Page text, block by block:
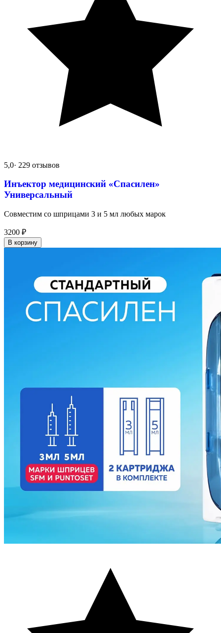
5,0· 229 отзывов
Инъектор медицинский «Спасилен»
Универсальный
Совместим со шприцами 3 и 5 мл любых марок
3200 ₽
В корзину